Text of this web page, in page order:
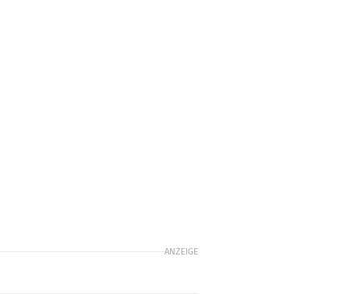
ANZEIGE